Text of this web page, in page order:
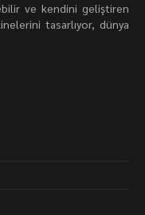
ve kendini geliştiren
tasarlıyor, dünya